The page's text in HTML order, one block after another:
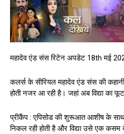
महादेव एंड संस रिटेन अपडेट 18th मई
कलर्स के सीरियल महादेव एंड संस की कहानी
होती नजर आ रही है। जहां अब विद्या का
प्रीकैंप : एपिसोड की शुरूआत आशीष के साथ
निकल रही होती है और विद्या उसे एक